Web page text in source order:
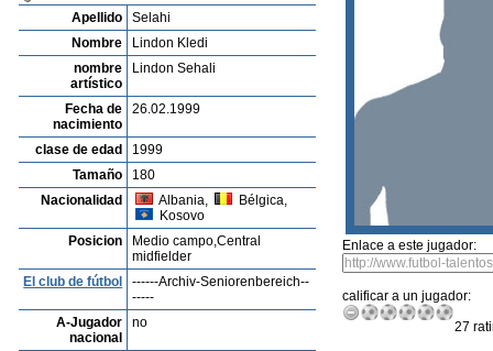
Apellido
Selahi
Nombre
Lindon Kledi
nombre
artístico
Lindon Sehali
Fecha de
nacimiento
26.02.1999
clase de edad
1999
Tamaño
180
Nacionalidad
Albania,
Bélgica,
Kosovo
Posicion
Medio campo,Central
midfielder
El club de fútbol
------Archiv-Seniorenbereich--
-----
A-Jugador
nacional
no
Enlace a este jugador:
calificar a un jugador:
27